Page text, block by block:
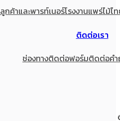
ลูกค้าและพารท์เนอร์โรงงานแพร่ไม้ไ
ติดต่อเรา
ช่องทางติดต่อฟอร์มติดต่อค